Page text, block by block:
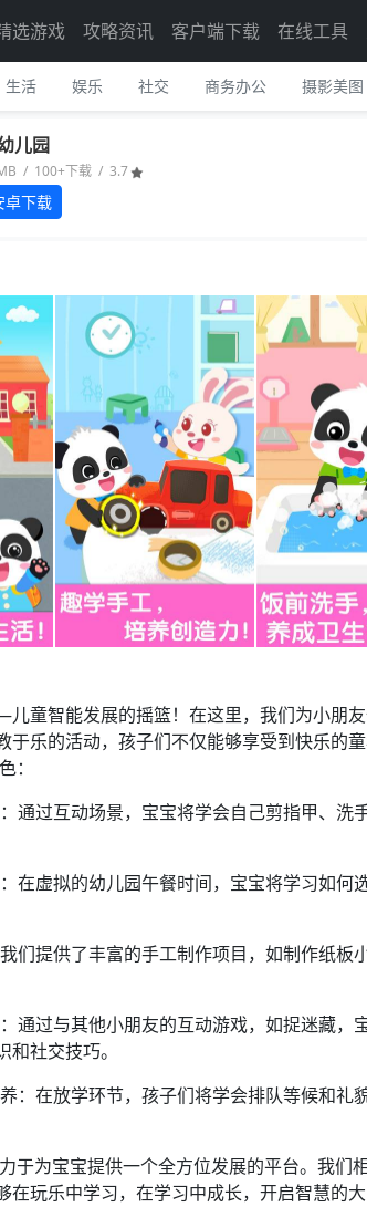
选游戏 攻略资讯 客户端下载 在线工具
生活 娱乐 社交 商务办公 摄影美图
儿园
/ 100+下载 / 3.7
卓下载
童智能发展的摇篮！在这里，我们为小朋
于乐的活动，孩子们不仅能够享受到快乐的
：
通过互动场景，宝宝将学会自己剪指甲、洗
在虚拟的幼儿园午餐时间，宝宝将学习如何
们提供了丰富的手工制作项目，如制作纸板
通过与其他小朋友的互动游戏，如捉迷藏，
和社交技巧。
：在放学环节，孩子们将学会排队等候和礼
于为宝宝提供一个全方位发展的平台。我们
在玩乐中学习，在学习中成长，开启智慧的